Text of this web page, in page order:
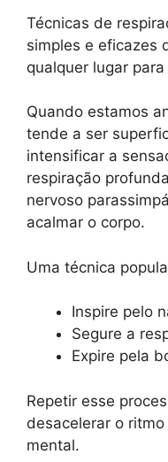
Técnicas de
simples e eficazes
qualquer lugar
Quando estamos
tende a ser
intensificar a
respiração
nervoso
acalmar o corpo.
Uma técnica
Inspire pelo
Segure a
Expire pela
Repetir esse
desacelerar o
mental.